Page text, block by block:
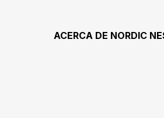
ACERCA DE NORDIC